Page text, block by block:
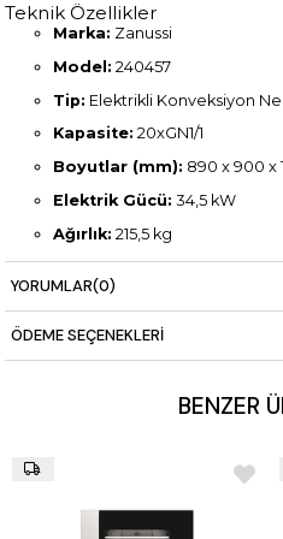
Teknik Özellikler
Marka: Zanussi
Model: 240457
Tip: Elektrikli Konveksiyon
Kapasite: 20xGN1/1
Boyutlar (mm): 890 x 900 x
Elektrik Gücü: 34,5 kW
Ağırlık: 215,5 kg
YORUMLAR(0)
ÖDEME SEÇENEKLERI
BENZER